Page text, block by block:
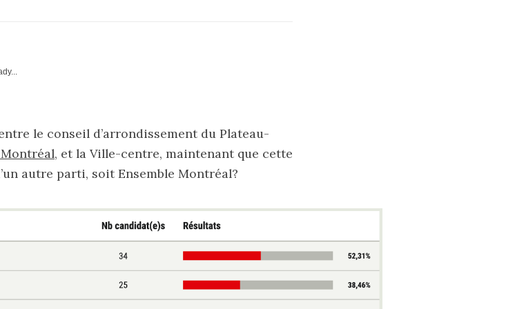
le conseil d’arrondissement du Plateau-
, et la Ville-centre, maintenant que cette
autre parti, soit Ensemble Montréal?